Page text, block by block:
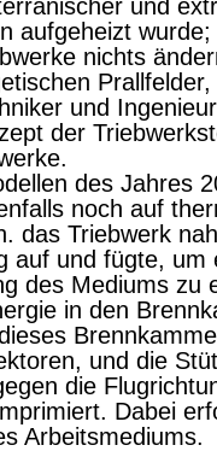
und
aufgeheizt
nichts
und
der
des Jahres
noch auf
das Triebwerk
auf und fügte, um
des Mediums zu
in den
und die
die
Dabei
Arbeitsmediums.